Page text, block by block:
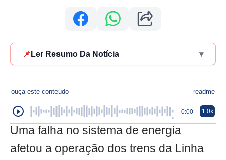
📌 Ler Resumo Da Notícia ▾
ouça este conteúdo readme
0:00 1.0x
Uma falha no sistema de energia
afetou a operação dos trens da Linha